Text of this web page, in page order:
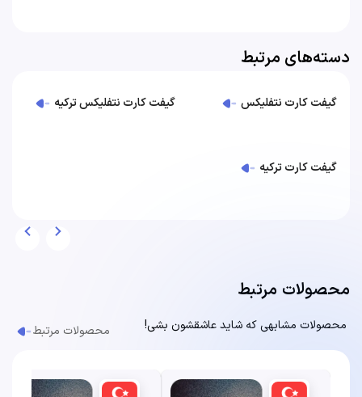
دسته‌های مرتبط
گیفت کارت نتفلیکس گیفت کارت نتفلیکس ترکیه
گیفت کارت ترکیه
محصولات مرتبط
محصولات مشابهی که شاید عاشقشون بشی! محصولات مرتبط